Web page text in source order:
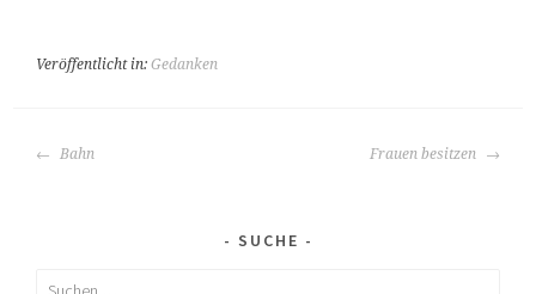
Veröffentlicht in:Gedanken
BEITRAGS-
Bahn Frauen besitzen
SUCHE
Suchen